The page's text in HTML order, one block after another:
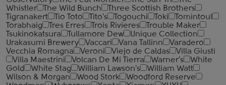
Whistler
The Wild Bunch
Three Scottish Brothers
Tigranakert
Tio Toto Tito's Togouchi Toki
Tomintoul
Torabhaig
Tres Erres Trois Rivieres
Trouble Maker
Tsukinokatsura
Tullamore Dew
Unique Collection
Urakasumi Brewery
Vaccari Vana Tallinn
Varadero
Vecchia Romagna
Veroni Viejo de Caldas
Villa Giusti
Villa Maestrini
Volcan De Mi Tierra Warner's
White
Gold
White Stag William Lawson's
William Watt
Wilson & Morgan
Wood Stork
Woodford Reserve